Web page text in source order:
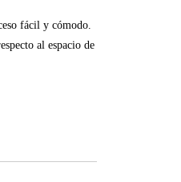
fácil y cómodo.
al espacio de